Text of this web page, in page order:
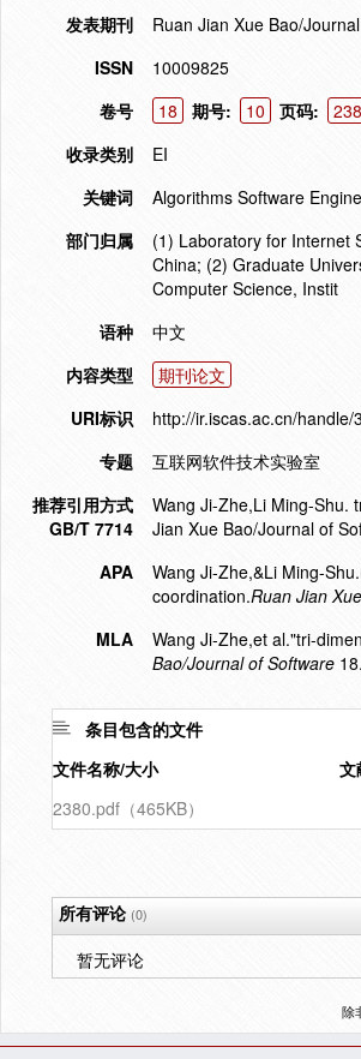
发表期刊
Ruan Jian Xue Bao/
ISSN
10009825
卷号
18 期号: 10 页码:
收录类别
EI
关键词
Algorithms Software
部门归属
(1) Laboratory for Internet
China; (2) Graduate
Computer Science, Instit
语种
中文
内容类型
期刊论文
URI标识
http://ir.iscas.ac.cn/handle/
专题
互联网软件技术实验室
推荐引用方式
GB/T 7714
Wang Ji-Zhe,Li Ming-Shu.
Jian Xue Bao/Journal of
APA
Wang Ji-Zhe,&Li Ming-
coordination.Ruan Jian
MLA
Wang Ji-Zhe,et al."tri-
Bao/Journal of Software
条目包含的文件
文件名称/大小
文
2380.pdf（465KB）
所有评论(0)
暂无评论
除